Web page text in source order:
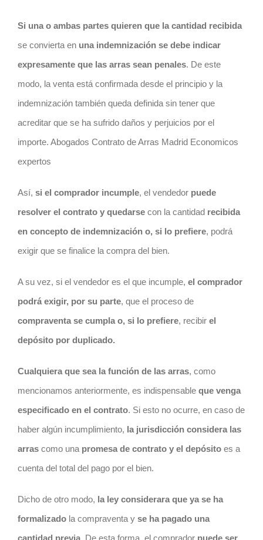
Si una o ambas partes quieren que la cantidad recibida
se convierta en una indemnización se debe indicar
expresamente que las arras sean penales. De este
modo, la venta está confirmada desde el principio y la
indemnización también queda definida sin tener que
acreditar que se ha sufrido daños y perjuicios por el
importe. Abogados Contrato de Arras Madrid Economicos
expertos
Así, si el comprador incumple, el vendedor puede
resolver el contratoy quedarsecon la cantidad recibida
en concepto de indemnización o, si lo prefiere, podrá
exigir que se finalice la compra del bien.
A su vez, si el vendedor es el que incumple, el comprador
podrá exigir, por su parte, que el proceso de
compraventa se cumpla o, si lo prefiere, recibir el
depósito por duplicado.
Cualquiera que sea la función de las arras, como
mencionamos anteriormente, es indispensable que venga
especificado en el contrato. Si esto no ocurre, en caso de
haber algún incumplimiento, la jurisdicción considera las
arrascomo una promesa de contratoy el depósitoes a
cuenta del total del pago por el bien.
Dicho de otro modo, la ley considerara que ya se ha
formalizadola compraventa y se ha pagado una
cantidad previa. De esta forma, el comprador puede ser